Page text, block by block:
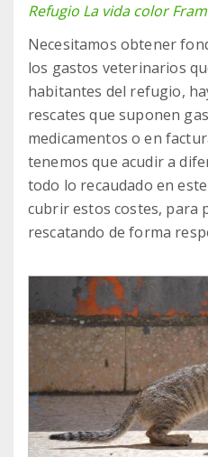
Refugio La vida color
Necesitamos obtener
los gastos veterinarios
habitantes del refugio,
rescates que suponen
medicamentos o en
tenemos que acudir a
todo lo recaudado en
cubrir estos costes, para
rescatando de forma